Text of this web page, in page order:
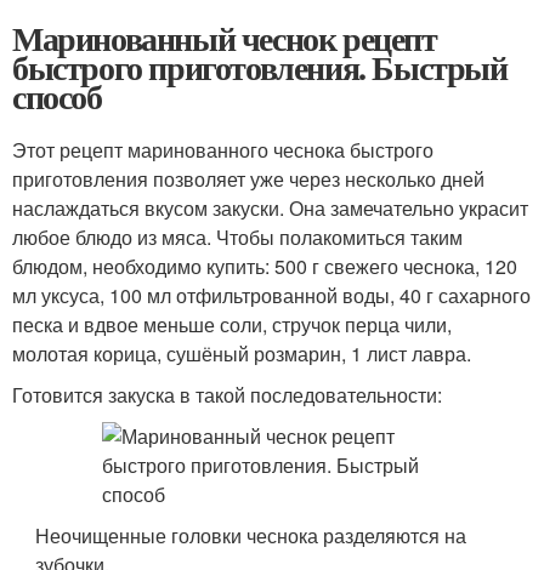
Маринованный чеснок рецепт
быстрого приготовления. Быстрый
способ
Этот рецепт маринованного чеснока быстрого
приготовления позволяет уже через несколько дней
наслаждаться вкусом закуски. Она замечательно украсит
любое блюдо из мяса. Чтобы полакомиться таким
блюдом, необходимо купить: 500 г свежего чеснока, 120
мл уксуса, 100 мл отфильтрованной воды, 40 г сахарного
песка и вдвое меньше соли, стручок перца чили,
молотая корица, сушёный розмарин, 1 лист лавра.
Готовится закуска в такой последовательности:
Неочищенные головки чеснока разделяются на